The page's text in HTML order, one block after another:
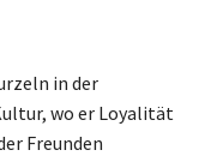
in der
wo er Loyalität
Freunden